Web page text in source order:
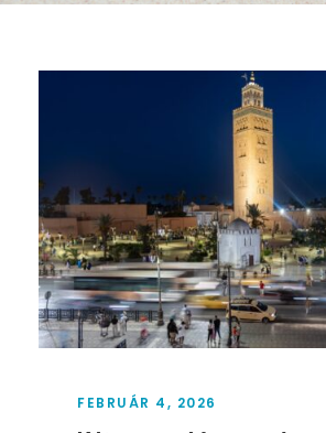
FEBRUÁR 4, 2026